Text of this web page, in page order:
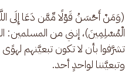
(وَمَنْ أَحْسَنُ قَوْلًا مِّمَّن دَعَا إِلَى
الْمُسْلِمِينَ)، إنني من المسلمين:
تشرَّفوا بأن لا تكون تبعيَّتهم
وتبعيَّتنا لواحدٍ أحد.